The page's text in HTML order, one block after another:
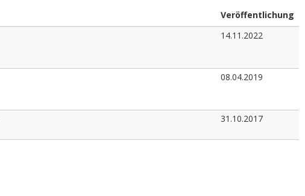
Veröffentlichung
14.11.2022
08.04.2019
31.10.2017